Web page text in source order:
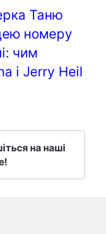
Таню
номеру
чим
і Jerry Heil
на наші